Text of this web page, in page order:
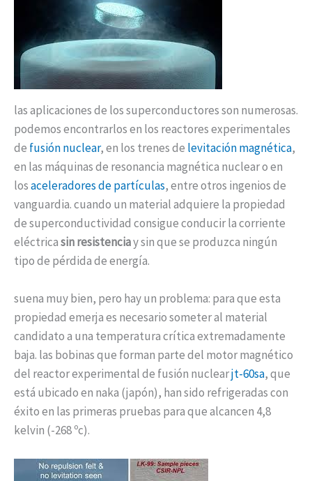
las aplicaciones de los superconductores son numerosas.
podemos encontrarlos en los reactores experimentales
de fusión nuclear, en los trenes de levitación magnética,
en las máquinas de resonancia magnética nuclear o en
losaceleradores de partículas, entre otros ingenios de
vanguardia. cuando un material adquiere la propiedad
de superconductividad consigue conducir la corriente
eléctricasin resistenciay sin que se produzca ningún
tipo de pérdida de energía.
suena muy bien, pero hay un problema: para que esta
propiedad emerja es necesario someter al material
candidato a una temperatura crítica extremadamente
baja. las bobinas que forman parte del motor magnético
del reactor experimental de fusión nuclearjt-60sa, que
está ubicado en naka (japón), han sido refrigeradas con
éxito en las primeras pruebas para que alcancen 4,8
kelvin (-268 ºc).